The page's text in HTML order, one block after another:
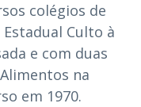
colégios de
Culto à
e com duas
na
em 1970.